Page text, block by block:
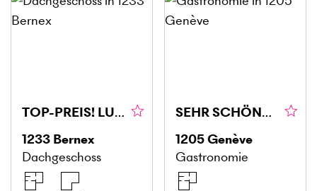
TOP-PREIS! LUXURIÖS AUF DREI ETAGEN
1233 Bernex
Dachgeschoss
SEHR SCHÖNES GESCHÄFT ZU ÜBERNEHMEN
1205Genève
Gastronomie